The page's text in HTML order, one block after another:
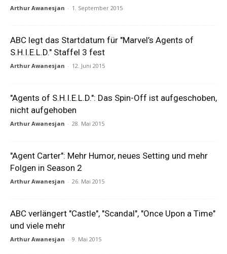
Arthur Awanesjan - 1. September 2015
ABC legt das Startdatum für "Marvel’s Agents of
S.H.I.E.L.D." Staffel 3 fest
Arthur Awanesjan - 12. Juni 2015
"Agents of S.H.I.E.L.D.": Das Spin-Off ist aufgeschoben,
nicht aufgehoben
Arthur Awanesjan - 28. Mai 2015
"Agent Carter": Mehr Humor, neues Setting und mehr
Folgen in Season 2
Arthur Awanesjan - 26. Mai 2015
ABC verlängert "Castle", "Scandal", "Once Upon a Time"
und viele mehr
Arthur Awanesjan - 9. Mai 2015